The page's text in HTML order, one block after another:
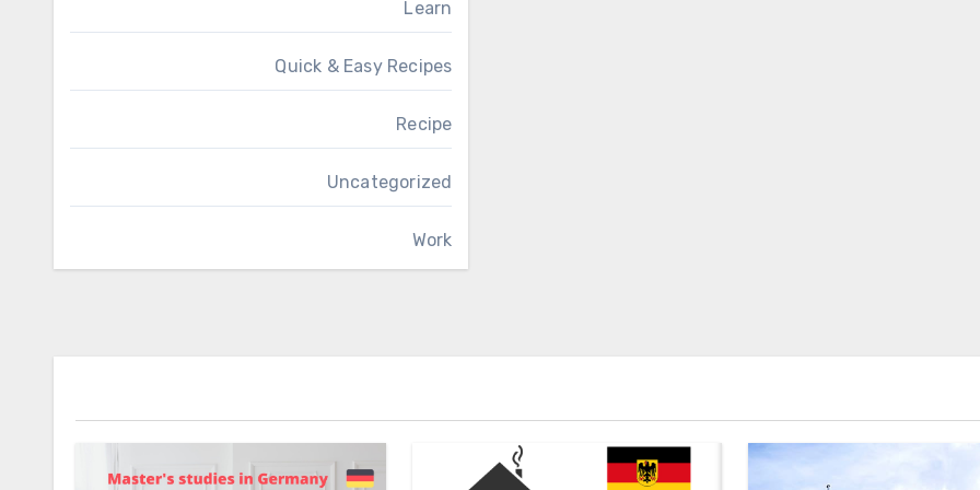
Learn
Quick & Easy Recipes
Recipe
Uncategorized
Work